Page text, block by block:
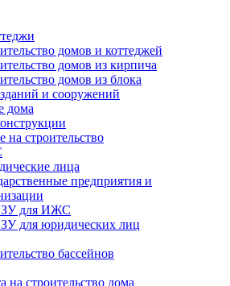
домов и коттеджей
домов из кирпича
домов из блока
и сооружений
дома
на строительство
лица
предприятия и
для ИЖС
для юридических лиц
бассейнов
на строительство дома